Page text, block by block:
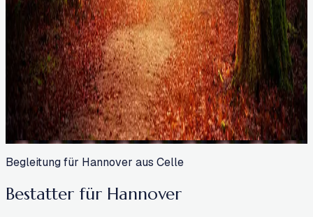
Begleitung für Hannover aus Celle
Bestatter für Hannover